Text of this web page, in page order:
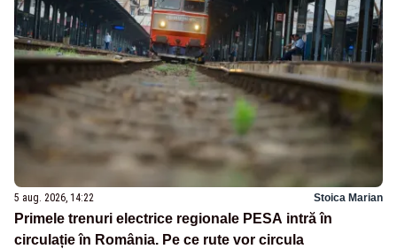
5 aug. 2026, 14:22 Stoica Marian
Primele trenuri electrice regionale PESA intră în
circulație în România. Pe ce rute vor circula